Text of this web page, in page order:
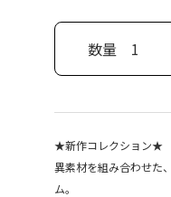
数量 1
★新作コレクション★
異素材を組み合わせた
ム。